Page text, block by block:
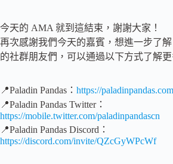
今天的 AMA 就到這結束，謝謝大家！
再次感謝我們今天的嘉賓，想進一步了解
的社群朋友們，可以通過以下方式了解
📍Paladin Pandas： https://paladinpandas.com
📍Paladin Pandas Twitter：
https://mobile.twitter.com/paladinpandascn
📍Paladin Pandas Discord：
https://discord.com/invite/QZcGyWPcWf